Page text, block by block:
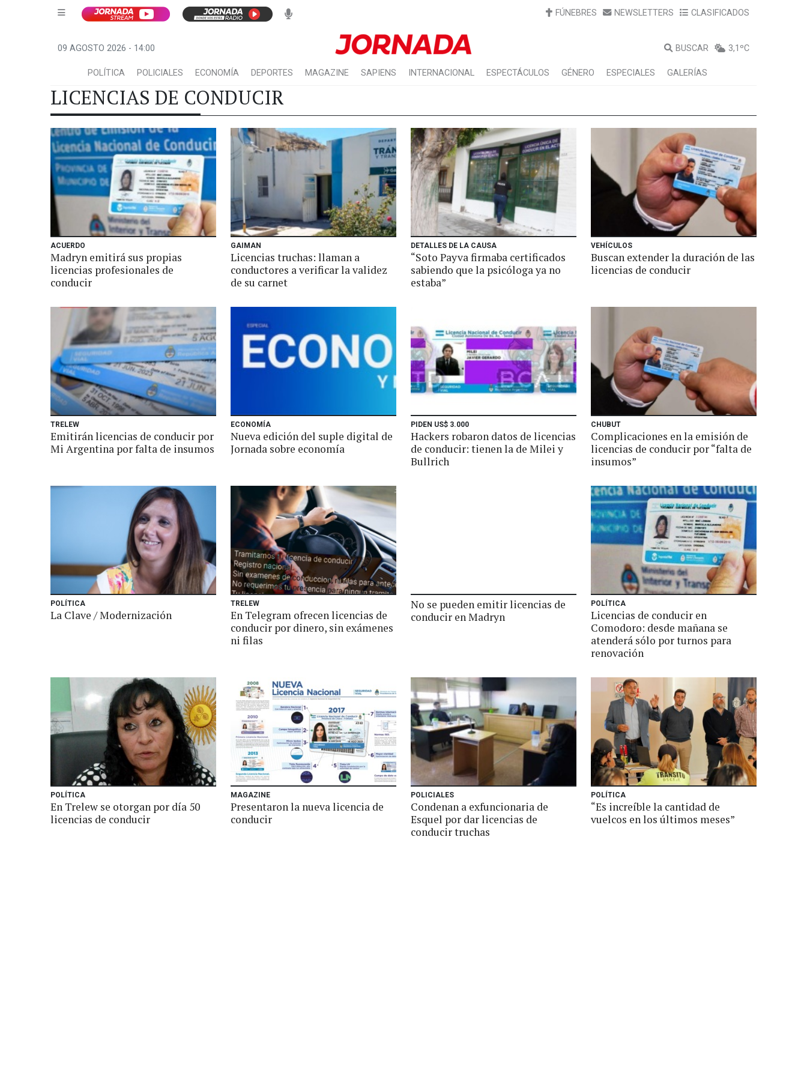
FÚNEBRES NEWSLETTERS CLASIFICADOS
09 AGOSTO 2026 - 14:00 BUSCAR 3,1ºC
POLÍTICA POLICIALES ECONOMÍA DEPORTES MAGAZINE SAPIENS INTERNACIONAL ESPECTÁCULOS GÉNERO ESPECIALES GALERÍAS
LICENCIAS DE CONDUCIR
ACUERDO
Madryn emitirá sus propias
licencias profesionales de
conducir
GAIMAN
Licencias truchas: llaman a
conductores a verificar la validez
de su carnet
DETALLES DE LA CAUSA
“Soto Payva firmaba certificados
sabiendo que la psicóloga ya no
estaba”
VEHÍCULOS
Buscan extender la duración de las
licencias de conducir
TRELEW
Emitirán licencias de conducir por
Mi Argentina por falta de insumos
ECONOMÍA
Nueva edición del suple digital de
Jornada sobre economía
PIDEN US$ 3.000
Hackers robaron datos de licencias
de conducir: tienen la de Milei y
Bullrich
CHUBUT
Complicaciones en la emisión de
licencias de conducir por “falta de
insumos”
POLÍTICA
La Clave / Modernización
TRELEW
En Telegram ofrecen licencias de
conducir por dinero, sin exámenes
ni filas
No se pueden emitir licencias de
conducir en Madryn
POLÍTICA
Licencias de conducir en
Comodoro: desde mañana se
atenderá sólo por turnos para
renovación
POLÍTICA
En Trelew se otorgan por día 50
licencias de conducir
MAGAZINE
Presentaron la nueva licencia de
conducir
POLICIALES
Condenan a exfuncionaria de
Esquel por dar licencias de
conducir truchas
POLÍTICA
“Es increíble la cantidad de
vuelcos en los últimos meses”